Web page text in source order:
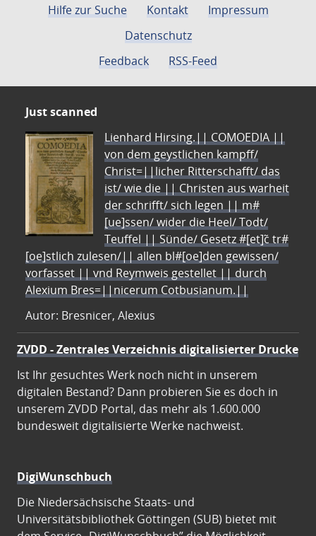
Hilfe zur Suche Kontakt
Impressum
Datenschutz
Feedback
RSS-Feed
Just scanned
Lienhard Hirsing.|| COMOEDIA ||
von dem geystlichen kampff/
Christ=||licher Ritterschafft/ das
ist/ wie die || Christen aus warheit
der schrifft/ sich legen || m#
[ue]ssen/ wider die Heel/ Todt/
Teuffel || Sünde/ Gesetz #[et]c̃ tr#
[oe]stlich zulesen/|| allen bl#[oe]den gewissen/
vorfasset || vnd Reymweis gestellet || durch
Alexium Bres=||nicerum Cotbusianum.||
Autor: Bresnicer, Alexius
ZVDD - Zentrales Verzeichnis digitalisierter Drucke
Ist Ihr gesuchtes Werk noch nicht in unserem
digitalen Bestand? Dann probieren Sie es doch in
unserem ZVDD Portal, das mehr als 1.600.000
bundesweit digitalisierte Werke nachweist.
DigiWunschbuch
Die Niedersächsische Staats- und
Universitätsbibliothek Göttingen (SUB) bietet mit